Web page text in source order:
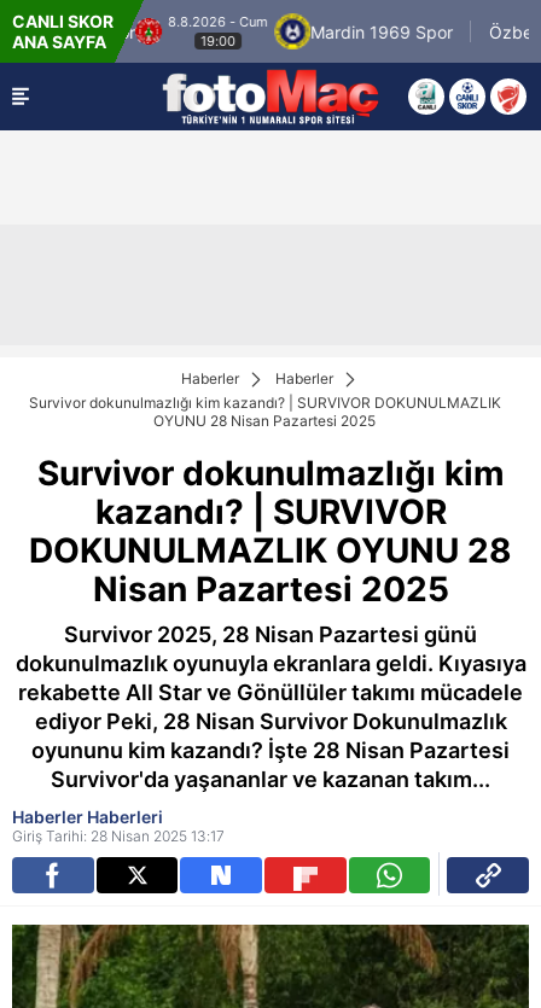
CANLI SKOR
ANA SAYFA
8.8.2026 - Cum
19:00
Mardin 1969 Spor
Haberler
Haberler
Survivor dokunulmazlığı kim kazandı? | SURVIVOR DOKUNULMAZLIK
OYUNU 28 Nisan Pazartesi 2025
Survivor dokunulmazlığı kim
kazandı? | SURVIVOR
DOKUNULMAZLIK OYUNU 28
Nisan Pazartesi 2025
Survivor 2025, 28 Nisan Pazartesi günü
dokunulmazlık oyunuyla ekranlara geldi. Kıyasıya
rekabette All Star ve Gönüllüler takımı mücadele
ediyor Peki, 28 Nisan Survivor Dokunulmazlık
oyununu kim kazandı? İşte 28 Nisan Pazartesi
Survivor'da yaşananlar ve kazanan takım...
Haberler Haberleri
Giriş Tarihi: 28 Nisan 2025 13:17